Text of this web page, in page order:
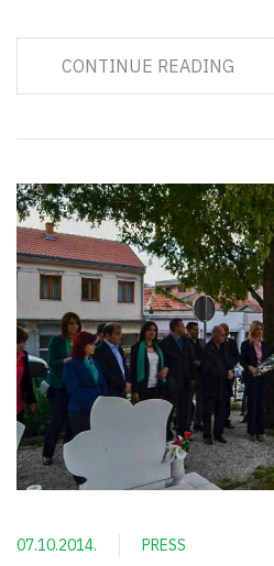
CONTINUE READING
07.10.2014. PRESS